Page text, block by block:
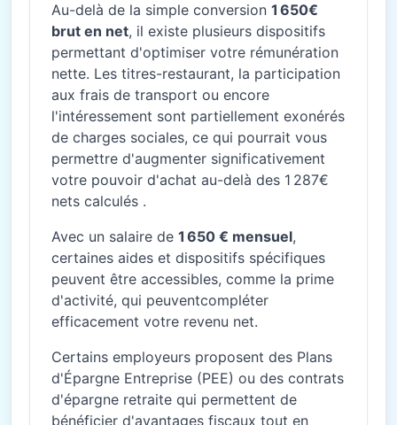
Au-delà de la simple conversion 1 650€
brut en net, il existe plusieurs dispositifs
permettant d'optimiser votre rémunération
nette. Les titres-restaurant, la participation
aux frais de transport ou encore
l'intéressement sont partiellement exonérés
de charges sociales, ce qui pourrait vous
permettre d'augmenter significativement
votre pouvoir d'achat au-delà des 1 287€
nets calculés .
Avec un salaire de 1 650 € mensuel,
certaines aides et dispositifs spécifiques
peuvent être accessibles, comme la prime
d'activité, qui peuventcompléter
efficacement votre revenu net.
Certains employeurs proposent des Plans
d'Épargne Entreprise (PEE) ou des contrats
d'épargne retraite qui permettent de
bénéficier d'avantages fiscaux tout en